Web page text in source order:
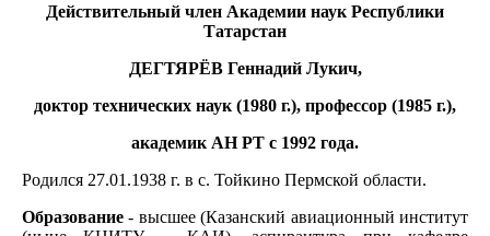
Действительный член Академии наук Республики
Татарстан
ДЕГТЯРЁВ Геннадий Лукич,
доктор технических наук (1980 г.), профессор (1985 г.),
академик АН РТ с 1992 года.
Родился 27.01.1938 г. в с. Тойкино Пермской области.
Образование - высшее (Казанский авиационный институт